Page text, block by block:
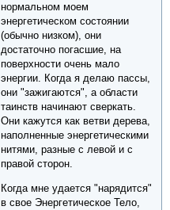
нормальном моем
энергетическом состоянии
(обычно низком), они
достаточно погасшие, на
поверхности очень мало
энергии. Когда я делаю пассы,
они "зажигаются", а области
таинств начинают сверкать.
Они кажутся как ветви дерева,
наполненные энергетическими
нитями, разные с левой и с
правой сторон.
Когда мне удается "нарядится"
в свое Энергетическое Тело,